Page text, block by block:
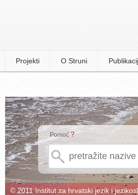
Projekti O Struni
Pomoć?
© 2011 Institut za hrvatski jezik i